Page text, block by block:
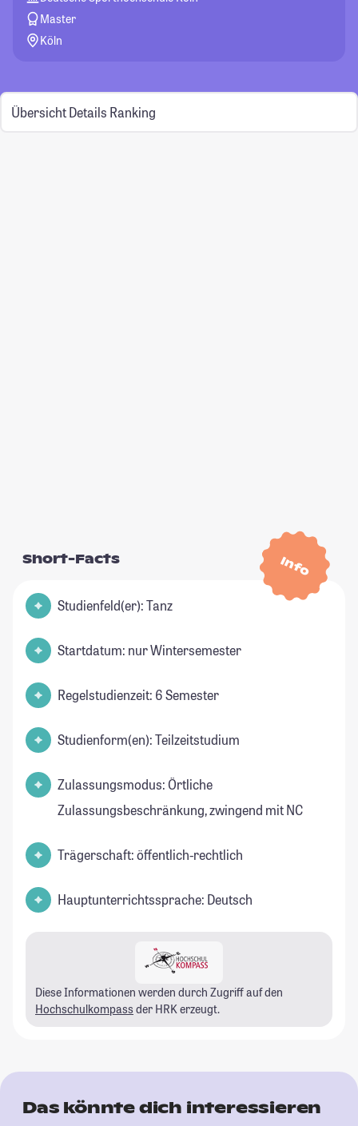
Master
Köln
Übersicht Details Ranking
Info
Short-Facts
Studienfeld(er): Tanz
Startdatum: nur Wintersemester
Regelstudienzeit: 6 Semester
Studienform(en): Teilzeitstudium
Zulassungsmodus: Örtliche
Zulassungsbeschränkung, zwingend mit NC
Trägerschaft: öffentlich-rechtlich
Hauptunterrichtssprache: Deutsch
Diese Informationen werden durch Zugriff auf den
Hochschulkompass der HRK erzeugt.
Das könnte dich interessieren